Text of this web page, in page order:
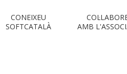
CONEIXEU
SOFTCATALÀ
AMB